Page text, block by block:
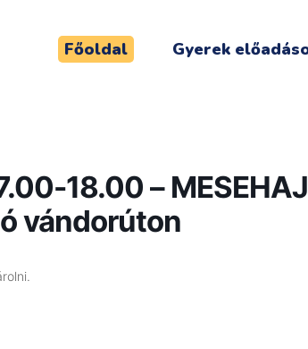
Főoldal Gyerek
18.00 –
vándorúton